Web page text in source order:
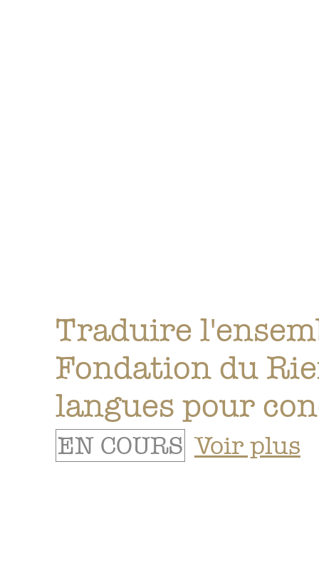
Traduire
Fondation du
langues pour
EN COURS Voir plus